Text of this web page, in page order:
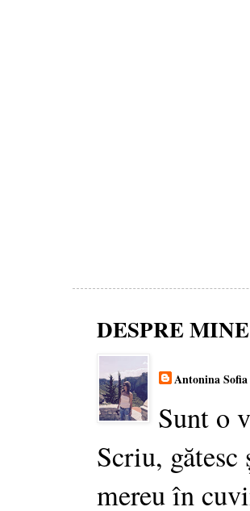
DESPRE MINE
Antonina Sofia
Sunt o
Scriu,
mereu în